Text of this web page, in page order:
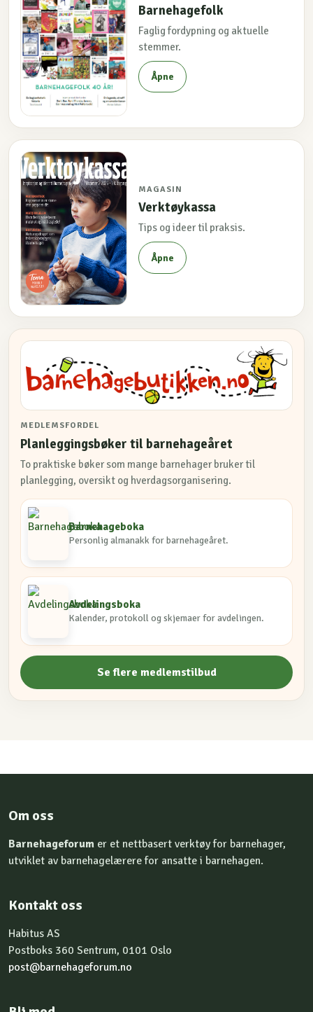
Barnehagefolk
Faglig fordypning og aktuelle
stemmer.
Åpne
MAGASIN
Verktøykassa
Tips og ideer til praksis.
Åpne
MEDLEMSFORDEL
Planleggingsbøker til barnehageåret
To praktiske bøker som mange barnehager bruker til
planlegging, oversikt og hverdagsorganisering.
Barnehageboka
Personlig almanakk for barnehageåret.
Avdelingsboka
Kalender, protokoll og skjemaer for avdelingen.
Se flere medlemstilbud
Om oss
Barnehageforum er et nettbasert verktøy for barnehager,
utviklet av barnehagelærere for ansatte i barnehagen.
Kontakt oss
Habitus AS
Postboks 360 Sentrum, 0101 Oslo
post@barnehageforum.no